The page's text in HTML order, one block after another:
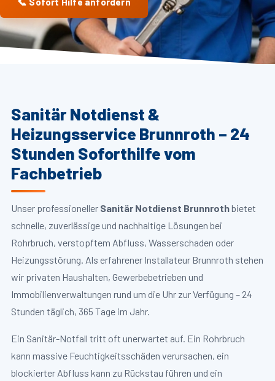
Sanitär Notdienst &
Heizungsservice Brunnroth – 24
Stunden Soforthilfe vom
Fachbetrieb
Unser professioneller Sanitär Notdienst Brunnrothbietet
schnelle, zuverlässige und nachhaltige Lösungen bei
Rohrbruch, verstopftem Abfluss, Wasserschaden oder
Heizungsstörung. Als erfahrener Installateur Brunnroth stehen
wir privaten Haushalten, Gewerbebetrieben und
Immobilienverwaltungen rund um die Uhr zur Verfügung – 24
Stunden täglich, 365 Tage im Jahr.
Ein Sanitär-Notfall tritt oft unerwartet auf. Ein Rohrbruch
kann massive Feuchtigkeitsschäden verursachen, ein
blockierter Abfluss kann zu Rückstau führen und ein